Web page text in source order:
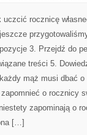
uczcić rocznicę
3. Przejdź do
treści 5.
mąż musi dbać
zapomnieć o rocznicy
zapominają o
[…]